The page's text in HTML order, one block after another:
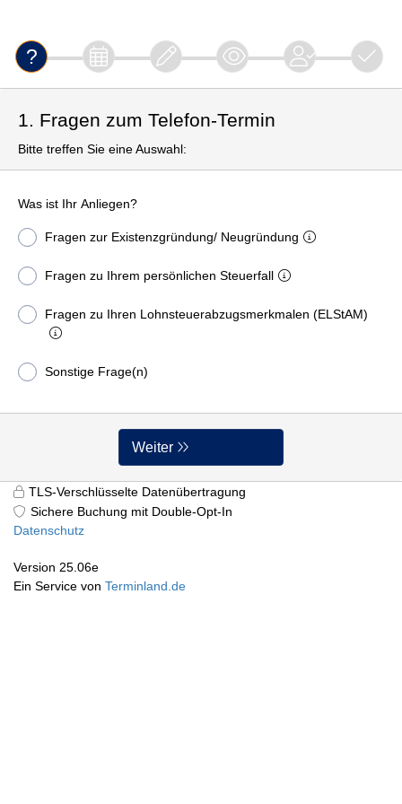
1. Fragen zum Telefon-Termin
Bitte treffen Sie eine Auswahl:
Was ist Ihr Anliegen?
Fragen zur Existenzgründung/ Neugründung
Fragen zu Ihrem persönlichen Steuerfall
Fragen zu Ihren Lohnsteuerabzugsmerkmalen (ELStAM)
Sonstige Frage(n)
Weiter
TLS-Verschlüsselte Datenübertragung
Sichere Buchung mit Double-Opt-In
Datenschutz
Version 25.06e
Ein Service von Terminland.de